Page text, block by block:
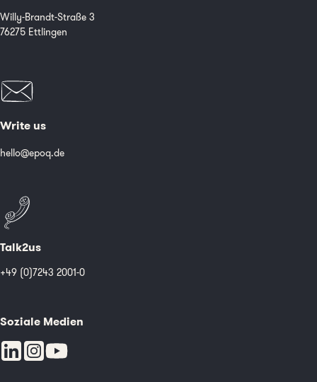
Willy-Brandt-Straße 3
76275 Ettlingen
Write us
hello@epoq.de
Talk2us
+49 (0)7243 2001-0
Soziale Medien